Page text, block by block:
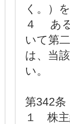
く。）
４ ある
いて第
は、当
い。
第342条
１ 株主